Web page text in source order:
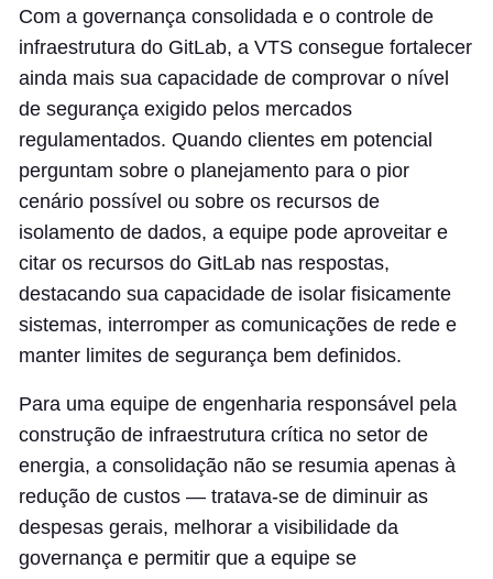
Com a governança consolidada e o controle de
infraestrutura do GitLab, a VTS consegue fortalecer
ainda mais sua capacidade de comprovar o nível
de segurança exigido pelos mercados
regulamentados. Quando clientes em potencial
perguntam sobre o planejamento para o pior
cenário possível ou sobre os recursos de
isolamento de dados, a equipe pode aproveitar e
citar os recursos do GitLab nas respostas,
destacando sua capacidade de isolar fisicamente
sistemas, interromper as comunicações de rede e
manter limites de segurança bem definidos.
Para uma equipe de engenharia responsável pela
construção de infraestrutura crítica no setor de
energia, a consolidação não se resumia apenas à
redução de custos — tratava-se de diminuir as
despesas gerais, melhorar a visibilidade da
governança e permitir que a equipe se